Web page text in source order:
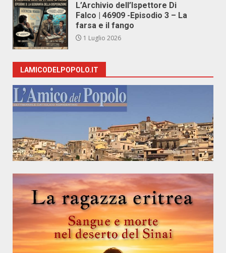
L’Archivio dell’Ispettore Di
Falco | 46909 -Episodio 3 – La
farsa e il fango
1 Luglio 2026
LAMICODELPOPOLO.IT